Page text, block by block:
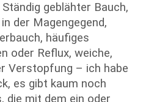
Ständig geblähter Bauch,
der Magengegend,
häufiges
oder Reflux, weiche,
Verstopfung – ich habe
es gibt kaum noch
die mit dem ein oder